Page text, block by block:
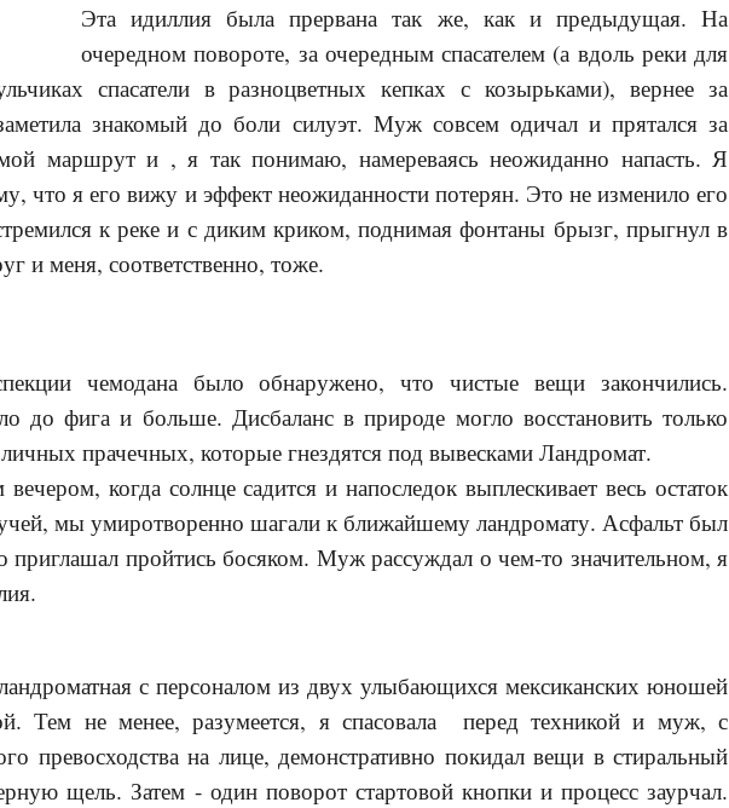
Эта идиллия была прервана так же, как и предыдущая. На
очередном повороте, за очередным спасателем (а вдоль реки для
спасатели в разноцветных кепках с козырьками), вернее за
знакомый до боли силуэт. Муж совсем одичал и прятался за
маршрут и , я так понимаю, намереваясь неожиданно напасть. Я
что я его вижу и эффект неожиданности потерян. Это не изменило его
к реке и с диким криком, поднимая фонтаны брызг, прыгнул в
и меня, соответственно, тоже.
чемодана было обнаружено, что чистые вещи закончились.
до фига и больше. Дисбаланс в природе могло восстановить только
прачечных, которые гнездятся под вывесками Ландромат.
когда солнце садится и напоследок выплескивает весь остаток
мы умиротворенно шагали к ближайшему ландромату. Асфальт был
приглашал пройтись босяком. Муж рассуждал о чем-то значительном, я
с персоналом из двух улыбающихся мексиканских юношей
Тем не менее, разумеется, я спасовала перед техникой и муж, с
превосходства на лице, демонстративно покидал вещи в стиральный
щель. Затем - один поворот стартовой кнопки и процесс заурчал.